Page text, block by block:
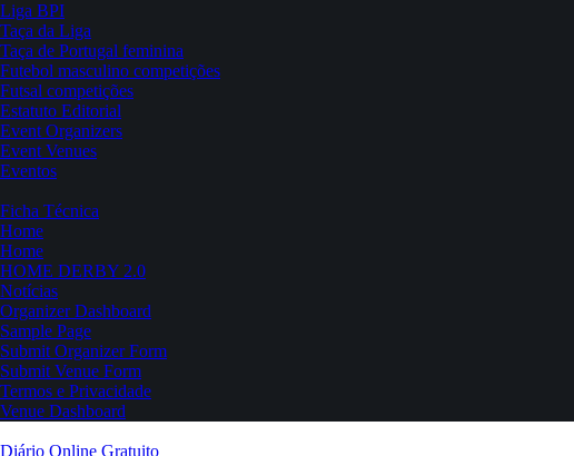
Liga BPI
Taça da Liga
Taça de Portugal feminina
Futebol masculino competições
Futsal competições
Estatuto Editorial
Event Organizers
Event Venues
Eventos
Ficha Técnica
Home
Home
HOME DERBY 2.0
Notícias
Organizer Dashboard
Sample Page
Submit Organizer Form
Submit Venue Form
Termos e Privacidade
Venue Dashboard
Diário Online Gratuito